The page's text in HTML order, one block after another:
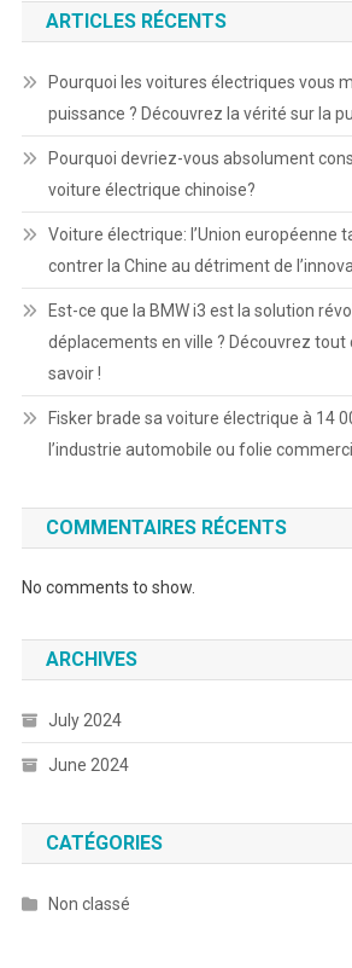
ARTICLES RÉCENTS
Pourquoi les voitures électriques vous
puissance ? Découvrez la vérité sur la
Pourquoi devriez-vous absolument
voiture électrique chinoise?
Voiture électrique: l’Union européenne
contrer la Chine au détriment de
Est-ce que la BMW i3 est la solution
déplacements en ville ? Découvrez tout
savoir !
Fisker brade sa voiture électrique à 14
l’industrie automobile ou folie
COMMENTAIRES RÉCENTS
No comments to show.
ARCHIVES
July 2024
June 2024
CATÉGORIES
Non classé